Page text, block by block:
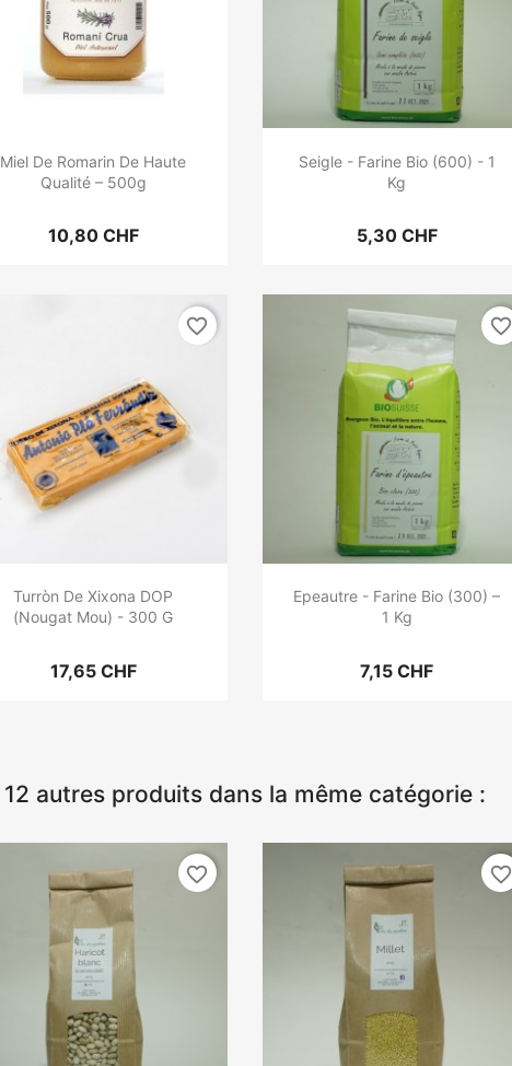
Miel De Romarin De Haute
Qualité – 500g
10,80 CHF
Seigle - Farine Bio (600) - 1
Kg
5,30 CHF
Turròn De Xixona DOP
(Nougat Mou) - 300 G
17,65 CHF
favorite_border
Epeautre - Farine Bio (300) –
1 Kg
7,15 CHF
favorite_border
12 autres produits dans la même catégorie :
favorite_border favorite_border